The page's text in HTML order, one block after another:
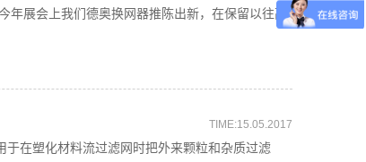
展会上我们德奥换网器推陈出新，在保留以往高
TIME:15.05.2017
在塑化材料流过滤网时把外来颗粒和杂质过滤